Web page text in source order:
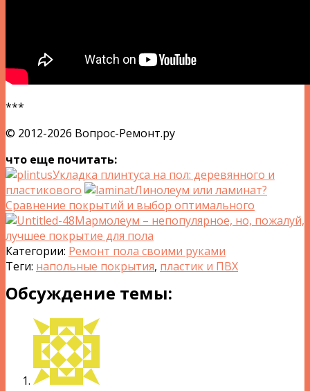
***
© 2012-2026 Вопрос-Ремонт.ру
что еще почитать:
Укладка плинтуса на пол: деревянного и
пластикового
Линолеум или ламинат?
Сравнение покрытий и выбор оптимального
Мармолеум – непопулярное, но, пожалуй,
лучшее покрытие для пола
Категории: Ремонт пола своими руками
Теги: напольные покрытия, пластик и ПВХ
Обсуждение темы: